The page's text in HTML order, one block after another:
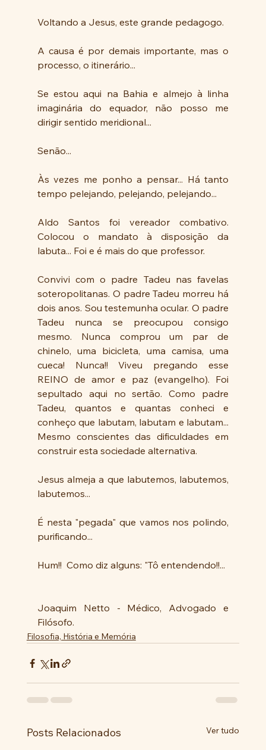
Voltando a Jesus, este grande pedagogo.
A causa é por demais importante, mas o
processo, o itinerário...
Se estou aqui na Bahia e almejo à linha
imaginária do equador, não posso me
dirigir sentido meridional...
Senão...
Às vezes me ponho a pensar... Há tanto
tempo pelejando, pelejando, pelejando...
Aldo Santos foi vereador combativo.
Colocou o mandato à disposição da
labuta... Foi e é mais do que professor.
Convivi com o padre Tadeu nas favelas
soteropolitanas. O padre Tadeu morreu há
dois anos. Sou testemunha ocular. O padre
Tadeu nunca se preocupou consigo
mesmo. Nunca comprou um par de
chinelo, uma bicicleta, uma camisa, uma
cueca! Nunca!! Viveu pregando esse
REINO de amor e paz (evangelho). Foi
sepultado aqui no sertão. Como padre
Tadeu, quantos e quantas conheci e
conheço que labutam, labutam e labutam...
Mesmo conscientes das dificuldades em
construir esta sociedade alternativa.
Jesus almeja a que labutemos, labutemos,
labutemos...
É nesta "pegada" que vamos nos polindo,
purificando...
Hum!!  Como diz alguns: "Tô entendendo!!...
Joaquim Netto - Médico, Advogado e
Filósofo.
Filosofia, História e Memória
Posts Relacionados Ver tudo